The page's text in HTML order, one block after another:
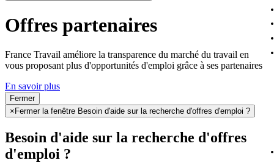
Offres partenaires
France Travail améliore la transparence du marché du travail en
vous proposant plus d'opportunités d'emploi grâce à ses partenaires
En savoir plus
Fermer
× Fermer la fenêtre Besoin d'aide sur la recherche d'offres d'emploi ?
Besoin d'aide sur la recherche d'offres
d'emploi ?